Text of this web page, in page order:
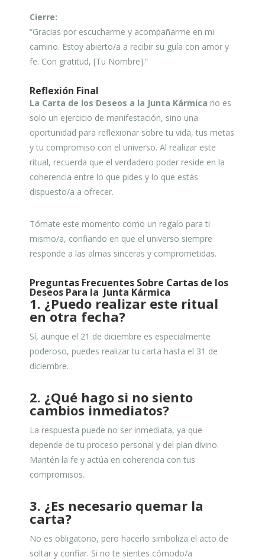
Cierre:
“Gracias por escucharme y acompañarme en mi
camino. Estoy abierto/a a recibir su guía con amor y
fe. Con gratitud, [Tu Nombre].”
Reflexión Final
La Carta de los Deseos a la Junta Kármica no es
solo un ejercicio de manifestación, sino una
oportunidad para reflexionar sobre tu vida, tus metas
y tu compromiso con el universo. Al realizar este
ritual, recuerda que el verdadero poder reside en la
coherencia entre lo que pides y lo que estás
dispuesto/a a ofrecer.
Tómate este momento como un regalo para ti
mismo/a, confiando en que el universo siempre
responde a las almas sinceras y comprometidas.
Preguntas Frecuentes Sobre Cartas de los
Deseos Para la Junta Kármica
1. ¿Puedo realizar este ritual
en otra fecha?
Sí, aunque el 21 de diciembre es especialmente
poderoso, puedes realizar tu carta hasta el 31 de
diciembre.
2. ¿Qué hago si no siento
cambios inmediatos?
La respuesta puede no ser inmediata, ya que
depende de tu proceso personal y del plan divino.
Mantén la fe y actúa en coherencia con tus
compromisos.
3. ¿Es necesario quemar la
carta?
No es obligatorio, pero hacerlo simboliza el acto de
soltar y confiar. Si no te sientes cómodo/a